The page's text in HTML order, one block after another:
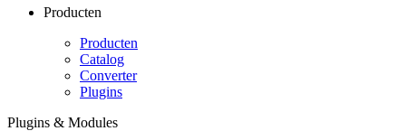
Producten
Producten
Catalog
Converter
Plugins
Plugins & Modules